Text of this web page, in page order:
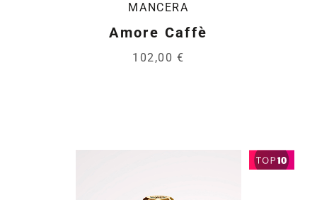
MANCERA
Amore Caffè
102,00 €